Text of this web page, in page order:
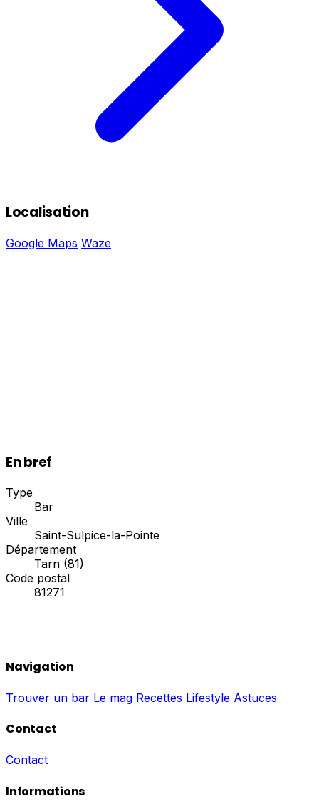
Localisation
Google Maps Waze
En bref
Type
Bar
Ville
Saint-Sulpice-la-Pointe
Département
Tarn (81)
Code postal
81271
Navigation
Trouver un bar Le mag Recettes Lifestyle Astuces
Contact
Contact
Informations